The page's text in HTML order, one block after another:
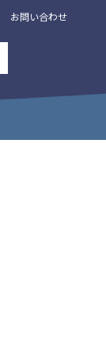
お問い合わせ